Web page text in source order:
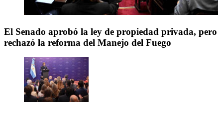
El Senado aprobó la ley de propiedad privada, pero
rechazó la reforma del Manejo del Fuego